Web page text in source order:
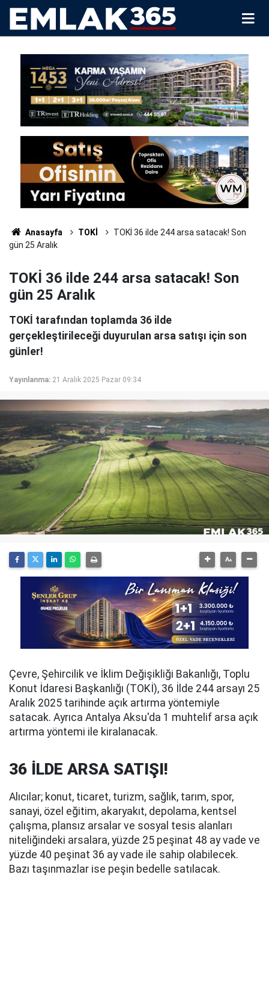
Anasayfa TOKİ
TOKİ 36 ilde 244 arsa satacak! Son
gün 25 Aralık
TOKİ 36 ilde 244 arsa satacak! Son
gün 25 Aralık
TOKİ tarafından toplamda 36 ilde
gerçekleştirileceği duyurulan arsa satışı için son
günler!
Yayınlanma: 21 Aralık 2025 Pazar 09:34
Çevre, Şehircilik ve İklim Değişikliği Bakanlığı, Toplu
Konut İdaresi Başkanlığı (TOKİ), 36 İlde 244 arsayı 25
Aralık 2025 tarihinde açık artırma yöntemiyle
satacak. Ayrıca Antalya Aksu'da 1 muhtelif arsa açık
artırma yöntemi ile kiralanacak.
36 İLDE ARSA SATIŞI!
Alıcılar; konut, ticaret, turizm, sağlık, tarım, spor,
sanayi, özel eğitim, akaryakıt, depolama, kentsel
çalışma, plansız arsalar ve sosyal tesis alanları
niteliğindeki arsalara, yüzde 25 peşinat 48 ay vade ve
yüzde 40 peşinat 36 ay vade ile sahip olabilecek.
Bazı taşınmazlar ise peşin bedelle satılacak.